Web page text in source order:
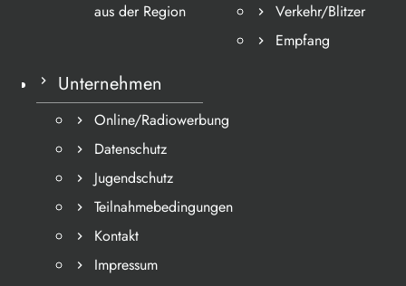
aus der Region
Verkehr/Blitzer
Empfang
Unternehmen
Online/Radiowerbung
Datenschutz
Jugendschutz
Teilnahmebedingungen
Kontakt
Impressum